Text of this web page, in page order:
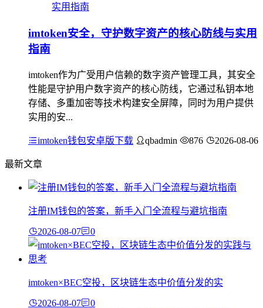
imtoken安全，守护数字资产的核心防线与实用
指南
imtoken作为广受用户信赖的数字资产管理工具，其安全
性能是守护用户数字资产的核心防线，它通过私钥本地
存储、多重加密等技术构建安全屏障，同时为用户提供
实用的安...
imtoken钱包安卓版下载 qbadmin 876 2026-08-06
最新文章
注册IM钱包的答案，新手入门全流程与避坑指南
2026-08-07 0
imtoken×BEC空投，区块链生态中价值分发的实
2026-08-07 0